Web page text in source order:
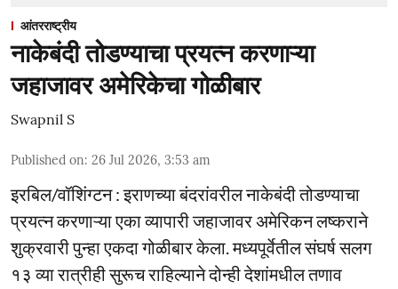
आंतरराष्ट्रीय
नाकेबंदी तोडण्याचा प्रयत्न करणाऱ्या
जहाजावर अमेरिकेचा गोळीबार
Swapnil S
Published on: 26 Jul 2026, 3:53 am
इरबिल/वॉशिंग्टन : इराणच्या बंदरांवरील नाकेबंदी तोडण्याचा
प्रयत्न करणाऱ्या एका व्यापारी जहाजावर अमेरिकन लष्कराने
शुक्रवारी पुन्हा एकदा गोळीबार केला. मध्यपूर्वेतील संघर्ष सलग
१३ व्या रात्रीही सुरूच राहिल्याने दोन्ही देशांमधील तणाव